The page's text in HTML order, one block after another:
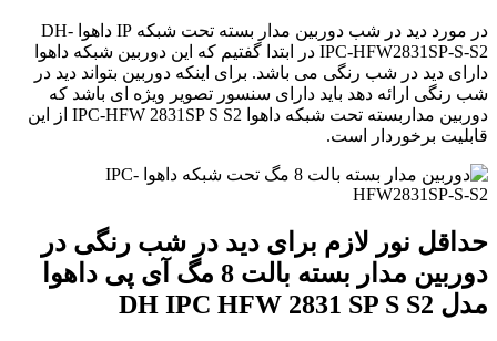
در مورد دید در شب دوربین مدار بسته تحت شبکه IP داهوا DH-
IPC-HFW2831SP-S-S2 در ابتدا گفتیم که این دوربین شبکه داهوا
دارای دید در شب رنگی می باشد. برای اینکه دوربین بتواند دید در
شب رنگی ارائه دهد باید دارای سنسور تصویر ویژه ای باشد که
دوربین مداربسته تحت شبکه داهوا IPC-HFW 2831SP S S2 از این
قابلیت برخوردار است.
حداقل نور لازم برای دید در شب رنگی در
دوربین مدار بسته بالت 8 مگ آی پی داهوا
مدل DH IPC HFW 2831 SP S S2